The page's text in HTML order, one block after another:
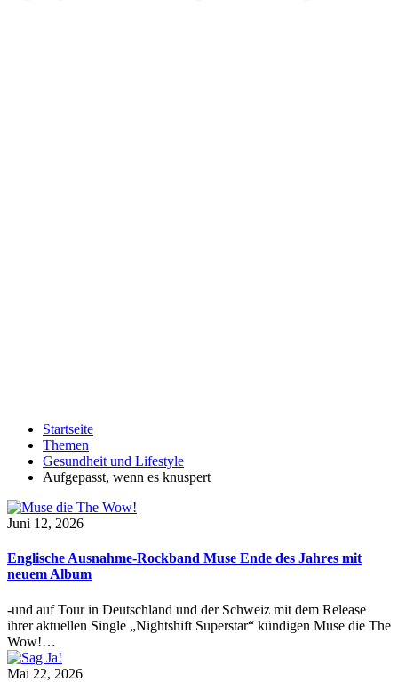
Startseite
Themen
Gesundheit und Lifestyle
Aufgepasst, wenn es knuspert
Juni 12, 2026
Englische Ausnahme-Rockband Muse Ende des Jahres mit
neuem Album
-und auf Tour in Deutschland und der Schweiz mit dem Release
ihrer aktuellen Single „Nightshift Superstar“ kündigen Muse die The
Wow!…
Mai 22, 2026